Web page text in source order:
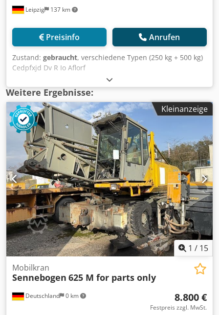
Leipzig 137 km
Preisinfo Anrufen
Zustand: gebraucht, verschiedene Typen (250 kg + 500 kg)
Cedpfxjd Dv R Io Aflorf
Weitere Ergebnisse:
Kleinanzeige
1 / 15
Deutschland 0 km
Mobilkran
Sennebogen 625 M for parts only
8.800 €
Festpreis zzgl. MwSt.